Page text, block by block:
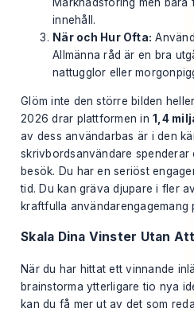
innehåll.
När och Hur Ofta:
Allmänna råd är en bra
nattugglor eller
Glöm inte den större bilden
2026 drar plattformen in1,4
av dess användarbas är i den
skrivbordsanvändare
besök. Du har en seriöst
tid. Du kan gräva djupare i fler
kraftfulla användarengagemang
Skala Dina Vinster Utan
När du har hittat ett vinnande
brainstorma ytterligare tio nya
kan du få mer ut av det som